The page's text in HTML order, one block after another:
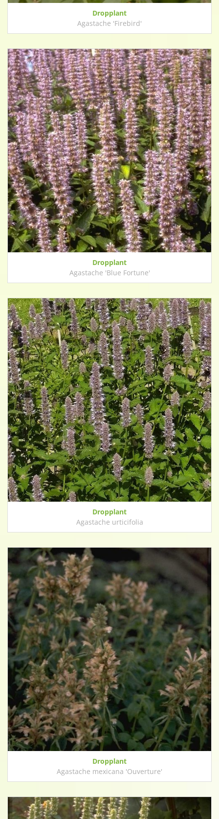
Dropplant
Agastache 'Firebird'
Dropplant
Agastache 'Blue Fortune'
Dropplant
Agastache urticifolia
Dropplant
Agastache mexicana 'Ouverture'